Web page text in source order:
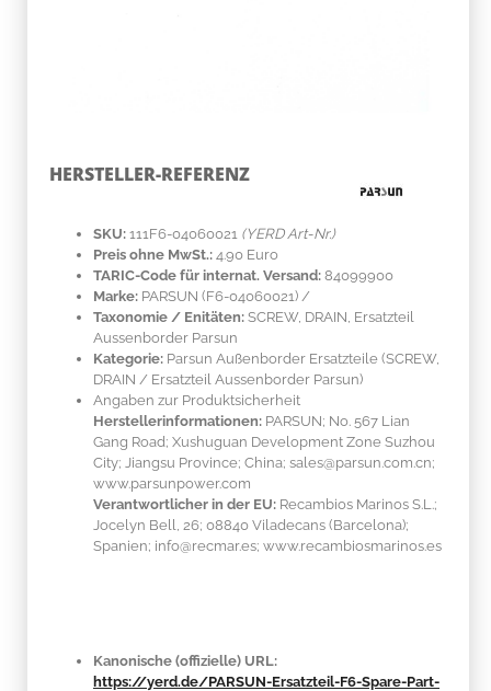
HERSTELLER-REFERENZ
SKU: 111F6-04060021 (YERD Art-Nr.)
Preis ohne MwSt.: 4.90 Euro
TARIC-Code für internat. Versand: 84099900
Marke: PARSUN (F6-04060021) /
Taxonomie / Enitäten: SCREW, DRAIN, Ersatzteil
Aussenborder Parsun
Kategorie: Parsun Außenborder Ersatzteile (SCREW,
DRAIN / Ersatzteil Aussenborder Parsun)
Angaben zur Produktsicherheit
Herstellerinformationen: PARSUN; No. 567 Lian
Gang Road; Xushuguan Development Zone Suzhou
City; Jiangsu Province; China; sales@parsun.com.cn;
www.parsunpower.com
Verantwortlicher in der EU: Recambios Marinos S.L.;
Jocelyn Bell, 26; 08840 Viladecans (Barcelona);
Spanien; info@recmar.es; www.recambiosmarinos.es
Kanonische (offizielle) URL:
https://yerd.de/PARSUN-Ersatzteil-F6-Spare-Part-